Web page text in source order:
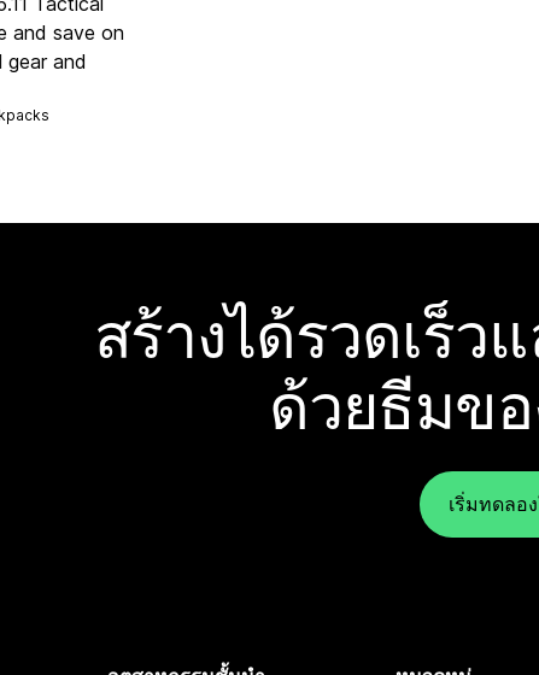
and save on
gear and
สร้างได้รวดเร็
ด้วยธีมข
เริ่มทดลอ